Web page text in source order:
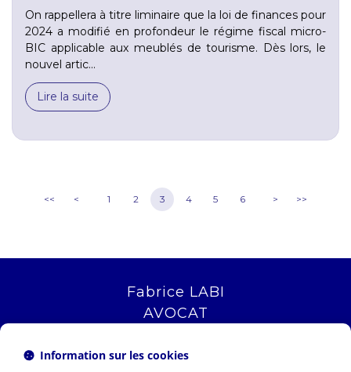
On rappellera à titre liminaire que la loi de finances pour
2024 a modifié en profondeur le régime fiscal micro-
BIC applicable aux meublés de tourisme. Dès lors, le
nouvel artic...
Lire la suite
<< < 1 2 3 4 5 6 > >>
Fabrice LABI
AVOCAT
13006 MARSEILLE
Information sur les cookies